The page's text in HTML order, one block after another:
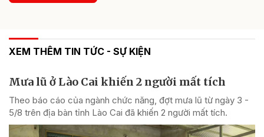
XEM THÊM TIN TỨC - SỰ KIỆN
Mưa lũ ở Lào Cai khiến 2 người mất tích
Theo báo cáo của ngành chức năng, đợt mưa lũ từ ngày 3 -
5/8 trên địa bàn tỉnh Lào Cai đã khiến 2 người mất tích.